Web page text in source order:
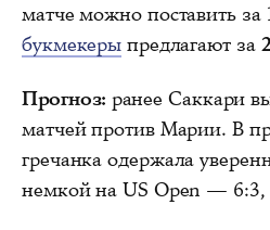
матче можно поставить за
букмекеры предлагают за
Прогноз: ранее Саккари
матчей против Марии. В
гречанка одержала
немкой на US Open — 6:3,